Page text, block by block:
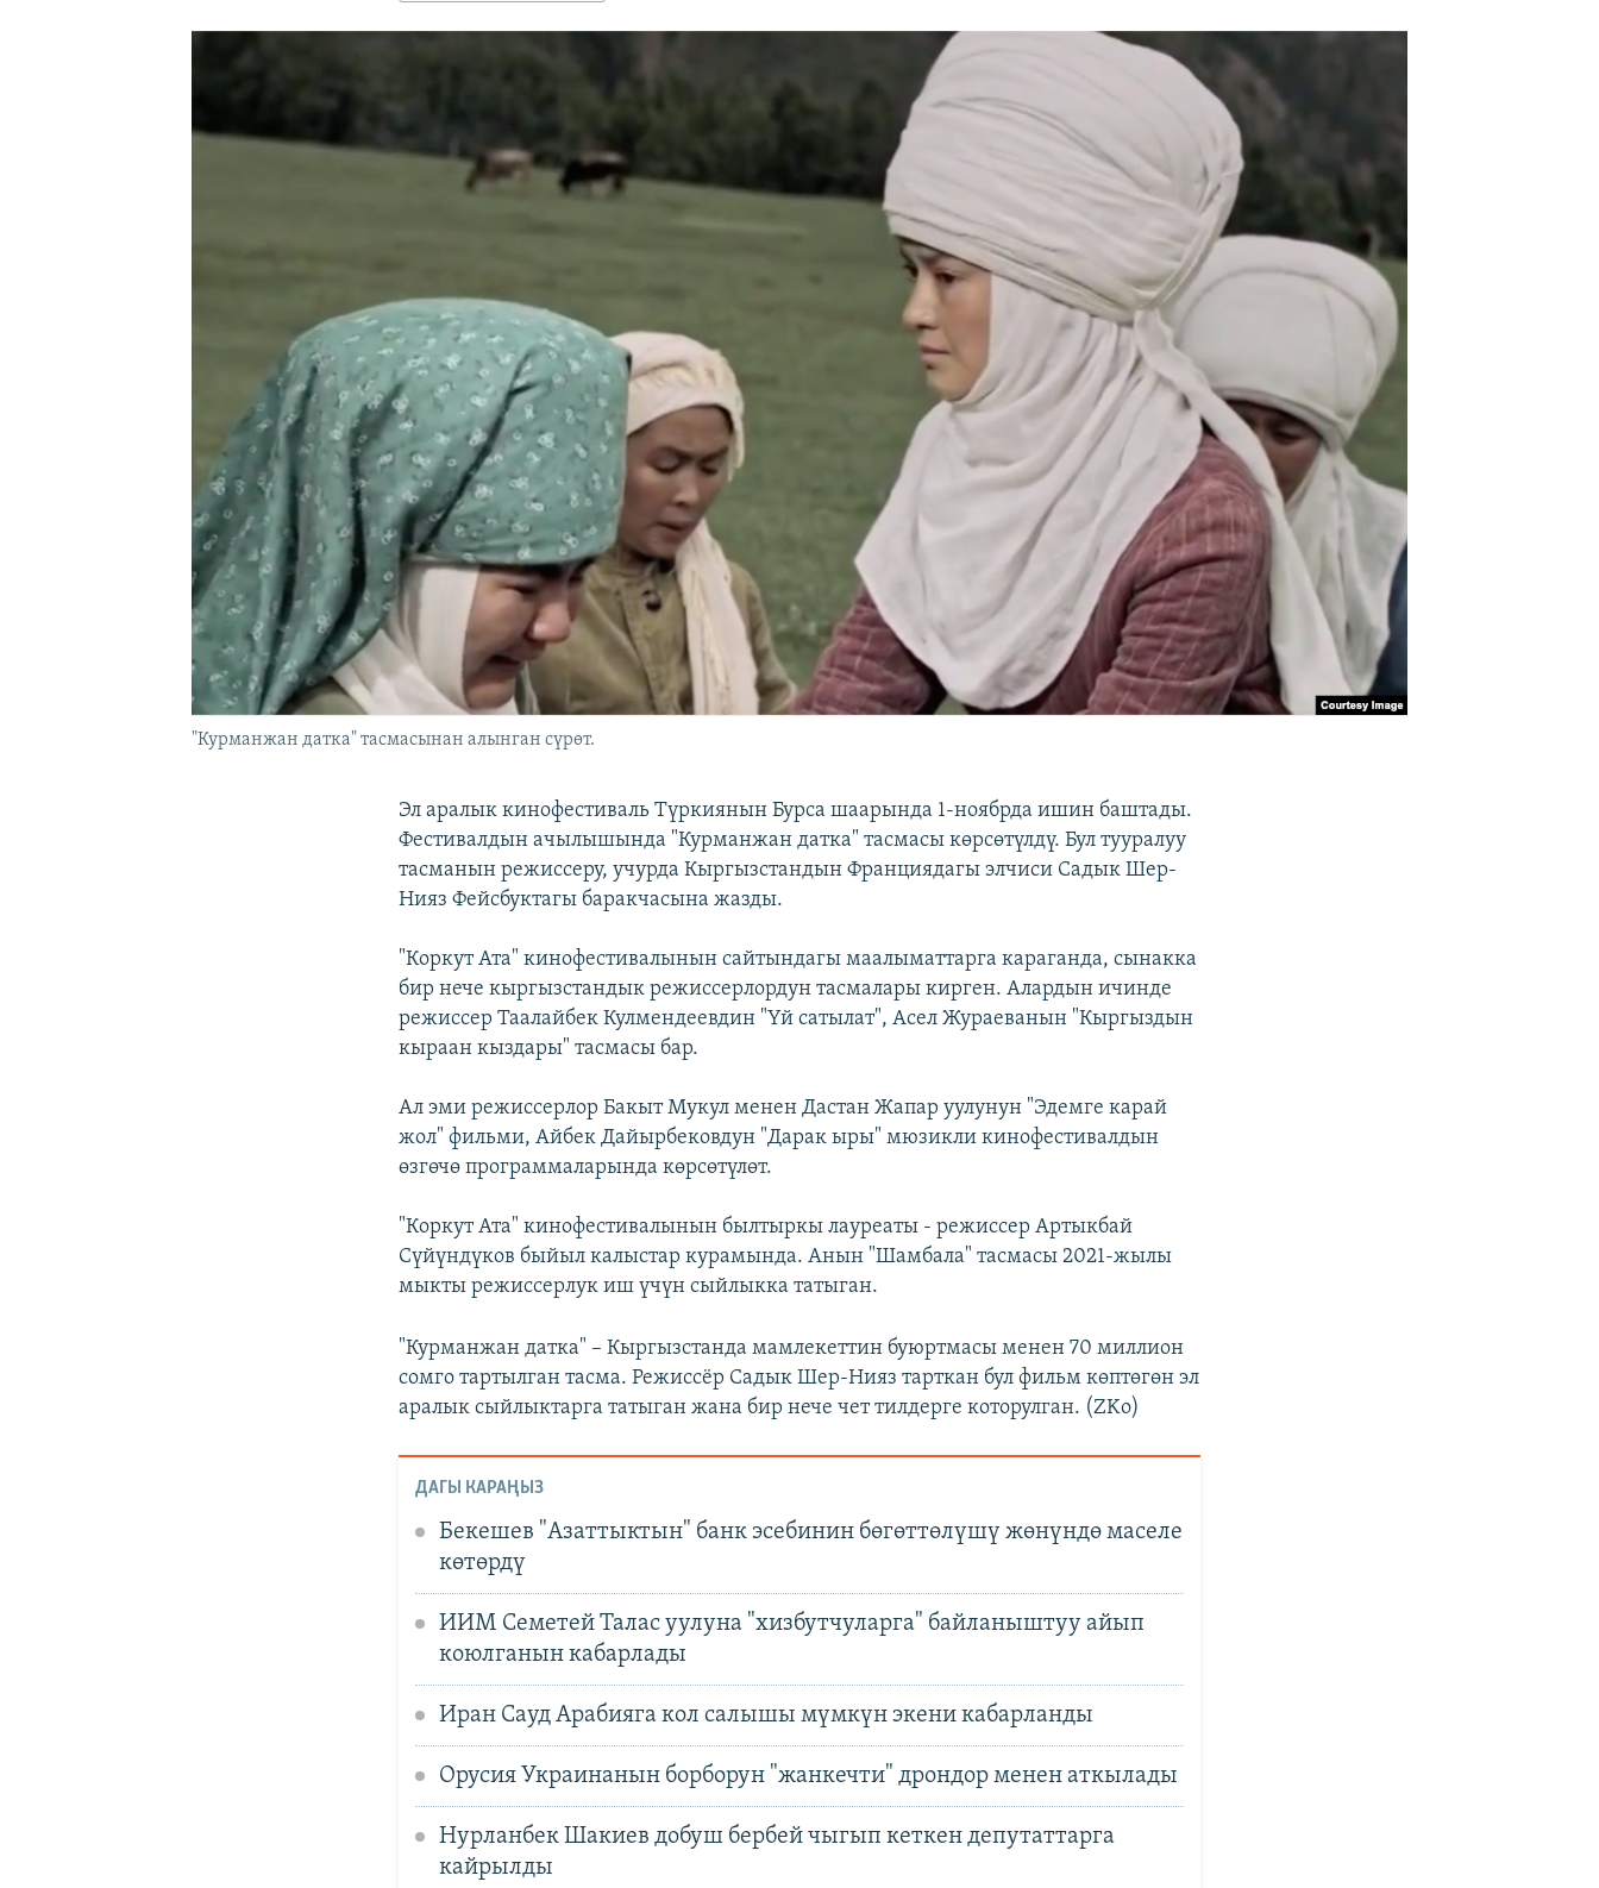
"Курманжан датка" тасмасынан алынган сүрөт.
Эл аралык кинофестиваль Түркиянын Бурса шаарында 1-ноябрда ишин баштады.
Фестивалдын ачылышында "Курманжан датка" тасмасы көрсөтүлдү. Бул тууралуу
тасманын режиссеру, учурда Кыргызстандын Франциядагы элчиси Садык Шер-
Нияз Фейсбуктагы баракчасына жазды.
"Коркут Ата" кинофестивалынын сайтындагы маалыматтарга караганда, сынакка
бир нече кыргызстандык режиссерлордун тасмалары кирген. Алардын ичинде
режиссер Таалайбек Кулмендеевдин "Үй сатылат", Асел Жураеванын "Кыргыздын
кыраан кыздары" тасмасы бар.
Ал эми режиссерлор Бакыт Мукул менен Дастан Жапар уулунун "Эдемге карай
жол" фильми, Айбек Дайырбековдун "Дарак ыры" мюзикли кинофестивалдын
өзгөчө программаларында көрсөтүлөт.
"Коркут Ата" кинофестивалынын былтыркы лауреаты - режиссер Артыкбай
Сүйүндүков быйыл калыстар курамында. Анын "Шамбала" тасмасы 2021-жылы
мыкты режиссерлук иш үчүн сыйлыкка татыган.
"Курманжан датка" – Кыргызстанда мамлекеттин буюртмасы менен 70 миллион
сомго тартылган тасма. Режиссёр Садык Шер-Нияз тарткан бул фильм көптөгөн эл
аралык сыйлыктарга татыган жана бир нече чет тилдерге которулган. (ZKo)
ДАГЫ КАРАҢЫЗ
Бекешев "Азаттыктын" банк эсебинин бөгөттөлүшү жөнүндө маселе
көтөрдү
ИИМ Семетей Талас уулуна "хизбутчуларга" байланыштуу айып
коюлганын кабарлады
Иран Сауд Арабияга кол салышы мүмкүн экени кабарланды
Орусия Украинанын борборун "жанкечти" дрондор менен аткылады
Нурланбек Шакиев добуш бербей чыгып кеткен депутаттарга
кайрылды